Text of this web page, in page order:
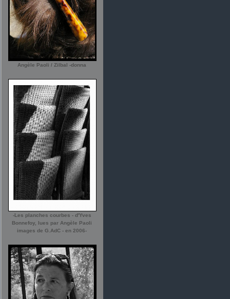
Angèle Paoli / Zilbal -donna
-Les planches courbes - d'Yves
Bonnefoy, lues par Angèle Paoli
images de G.AdC - en 2006-